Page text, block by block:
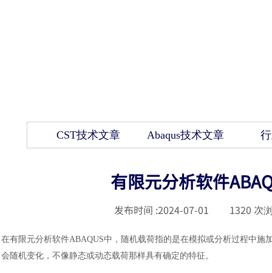
CST技术文章 Abaqus技术文章
有限元分析软件
发布时间 :2024-07-01 1320 次
在有限元分析软件ABAQUS中，随机载荷指的是在模拟或分析过程中施
会随机变化，不像静态或动态载荷那样具有确定的特征。